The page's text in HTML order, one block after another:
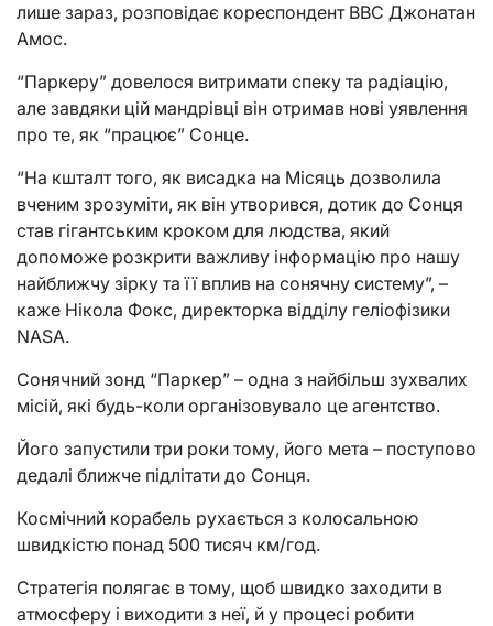
лише зараз, розповідає кореспондент ВВС Джонатан
Амос.
“Паркеру” довелося витримати спеку та радіацію,
але завдяки цій мандрівці він отримав нові уявлення
про те, як “працює” Сонце.
“На кшталт того, як висадка на Місяць дозволила
вченим зрозуміти, як він утворився, дотик до Сонця
став гігантським кроком для людства, який
допоможе розкрити важливу інформацію про нашу
найближчу зірку та її вплив на сонячну систему”, –
каже Нікола Фокс, директорка відділу геліофізики
NASA.
Сонячний зонд “Паркер” – одна з найбільш зухвалих
місій, які будь-коли організовувало це агентство.
Його запустили три роки тому, його мета – поступово
дедалі ближче підлітати до Сонця.
Космічний корабель рухається з колосальною
швидкістю понад 500 тисяч км/год.
Стратегія полягає в тому, щоб швидко заходити в
атмосферу і виходити з неї, й у процесі робити